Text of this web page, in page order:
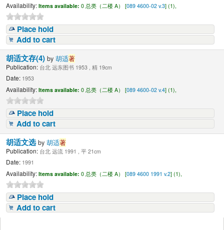
Availability: Items available: 0 总类（二楼 A） [089 4600-02 v.3] (1),
Place hold
Add to cart
胡适文存(4)by胡适著
Publication: 台北 远东图书 1953 , 精 19cm
Date: 1953
Availability: Items available: 0 总类（二楼 A） [089 4600-02 v.4] (1),
Place hold
Add to cart
胡适文选by胡适著
Publication: 台北 远流 1991 , 平 21cm
Date: 1991
Availability: Items available: 0 总类（二楼 A） [089 4600 1991 v.2] (1),
Place hold
Add to cart